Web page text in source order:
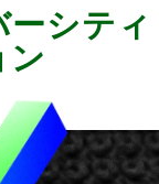
ーシテ
ン